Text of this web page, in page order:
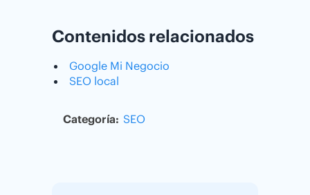
Contenidos relacionados
Google Mi Negocio
SEO local
Categoría: SEO